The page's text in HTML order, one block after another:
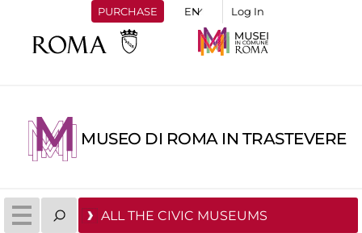
PURCHASE Log In
MUSEO DI ROMA IN TRASTEVERE
ALL THE CIVIC MUSEUMS